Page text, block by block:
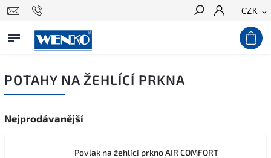
CZK
Hledat
POTAHY NA ŽEHLÍCÍ PRKNA
Nejprodávanější
Povlak na žehlící prkno AIR COMFORT